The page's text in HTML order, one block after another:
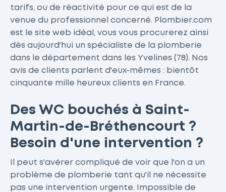
tarifs, ou de réactivité pour ce qui est de la
venue du professionnel concerné. Plombier.com
est le site web idéal, vous vous procurerez ainsi
dès aujourd'hui un spécialiste de la plomberie
dans le département dans les Yvelines (78). Nos
avis de clients parlent d'eux-mêmes : bientôt
cinquante mille heureux clients en France.
Des WC bouchés à Saint-
Martin-de-Bréthencourt ?
Besoin d'une intervention ?
Il peut s'avérer compliqué de voir que l'on a un
problème de plomberie tant qu'il ne nécessite
pas une intervention urgente. Impossible de